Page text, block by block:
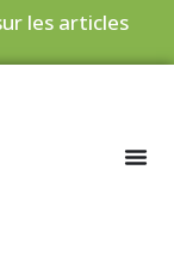
les articles